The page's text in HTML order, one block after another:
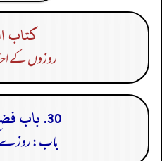
كتاب
روزوں کے
30. باب فضل الصيام:
باب: روزے